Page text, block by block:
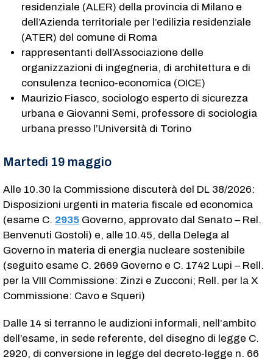
residenziale (ALER) della provincia di Milano e
dell’Azienda territoriale per l’edilizia residenziale
(ATER) del comune di Roma
rappresentanti dell’Associazione delle
organizzazioni di ingegneria, di architettura e di
consulenza tecnico-economica (OICE)
Maurizio Fiasco, sociologo esperto di sicurezza
urbana e Giovanni Semi, professore di sociologia
urbana presso l’Università di Torino
Martedì 19 maggio
Alle 10.30 la Commissione discuterà del DL 38/2026:
Disposizioni urgenti in materia fiscale ed economica
(esame C. 2935 ​ Governo, approvato dal Senato – Rel.
Benvenuti Gostoli) e, alle 10.45, della Delega al
Governo in materia di energia nucleare sostenibile
(seguito esame C. 2669​ Governo e C. 1742​ Lupi – Rell.
per la VIII Commissione: Zinzi e Zucconi; Rell. per la X
Commissione: Cavo e Squeri)
Dalle 14 si terranno le audizioni informali, nell’ambito
dell’esame, in sede referente, del disegno di legge C.
2920​, di conversione in legge del decreto-legge n. 66